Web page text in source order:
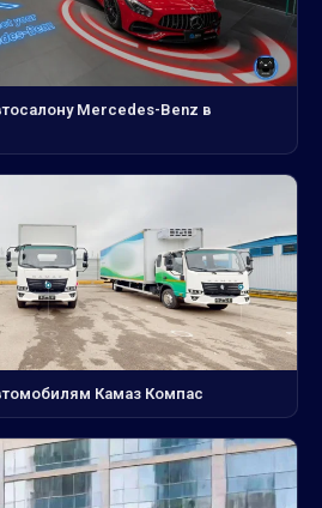
Mercedes-Benz в
Камаз Компас